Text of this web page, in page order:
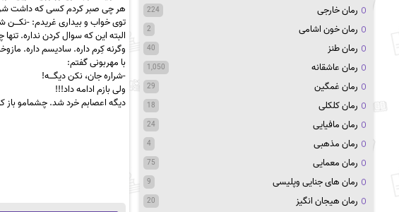
هر چی صبر کردم کسی که داشت
توی خواب و بیداری غریدم: -
البته این که سوال کردن نداره.
وگرنه کِرم داره. سادیسم داره.
با مهربونی گفتم:
-شراره جان، نکن دیگـــه!
ولی بازم ادامه داد!!!
دیگه اعصابم خرد شد. چشمامو باز
رمان خارجی 224
رمان خون اشامی 2
رمان طنز 40
رمان عاشقانه 1,050
رمان غمگین 29
رمان کلکلی 18
رمان مافیایی 24
رمان مذهبی 4
رمان معمایی 75
رمان های جنایی وپلیسی 9
رمان هیجان انگیز 20